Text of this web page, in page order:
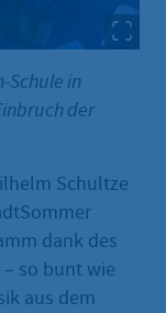
Schule in
der
Schultze
dank des
so bunt wie
aus dem